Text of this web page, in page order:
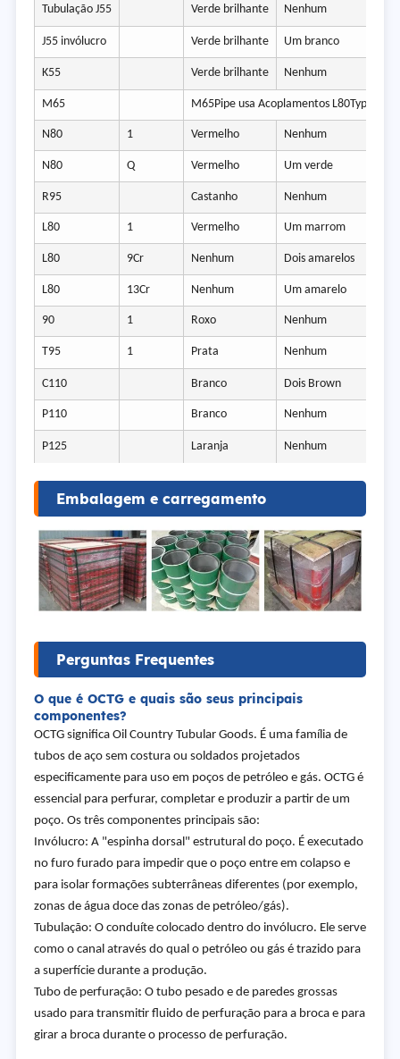
Tubulação J55 Verde brilhante Nenhum
J55 invólucro Verde brilhante Um branco
K55 Verde brilhante Nenhum
M65 M65Pipe usa Acoplamentos L80Type 1
N80 1 Vermelho Nenhum
N80 Q Vermelho Um verde
R95 Castanho Nenhum
L80 1 Vermelho Um marrom
L80 9Cr Nenhum Dois amarelos
L80 13Cr Nenhum Um amarelo
90 1 Roxo Nenhum
T95 1 Prata Nenhum
C110 Branco Dois Brown
P110 Branco Nenhum
P125 Laranja Nenhum
Embalagem e carregamento
Perguntas Frequentes
O que é OCTG e quais são seus principais
componentes?
OCTG significa Oil Country Tubular Goods. É uma família de
tubos de aço sem costura ou soldados projetados
especificamente para uso em poços de petróleo e gás. OCTG é
essencial para perfurar, completar e produzir a partir de um
poço. Os três componentes principais são:
Invólucro: A "espinha dorsal" estrutural do poço. É executado
no furo furado para impedir que o poço entre em colapso e
para isolar formações subterrâneas diferentes (por exemplo,
zonas de água doce das zonas de petróleo/gás).
Tubulação: O conduíte colocado dentro do invólucro. Ele serve
como o canal através do qual o petróleo ou gás é trazido para
a superfície durante a produção.
Tubo de perfuração: O tubo pesado e de paredes grossas
usado para transmitir fluido de perfuração para a broca e para
girar a broca durante o processo de perfuração.